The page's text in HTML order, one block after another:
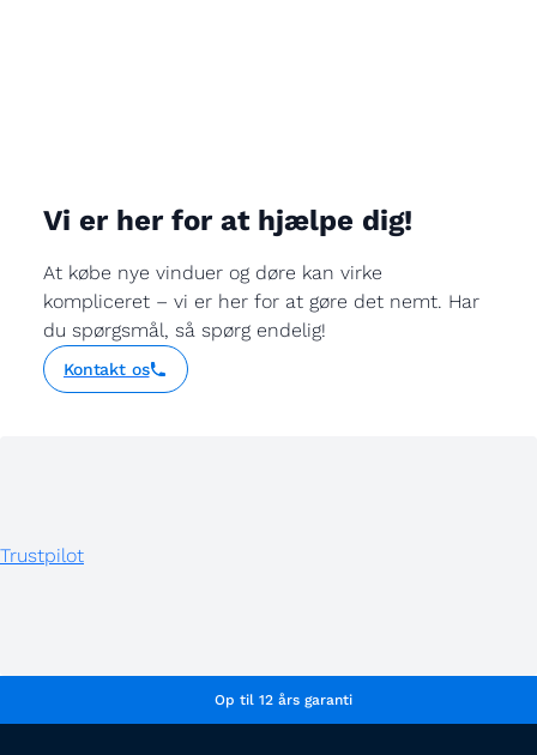
Vi er her for at hjælpe dig!
At købe nye vinduer og døre kan virke
kompliceret – vi er her for at gøre det nemt. Har
du spørgsmål, så spørg endelig!
Kontakt os
Trustpilot
Op til 12 års garanti